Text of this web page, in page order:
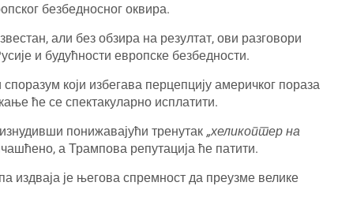
безбедносног оквира.
али без обзира на резултат, ови разговори
и будућности европске безбедности.
који избегава перцепцију америчког пораза
ће се спектакуларно исплатити.
понижавајући тренутак „хеликоптер на
а Трампова репутација ће патити.
издваја је његова спремност да преузме велике